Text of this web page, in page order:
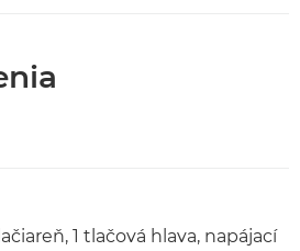
1 tlačová hlava, napájací